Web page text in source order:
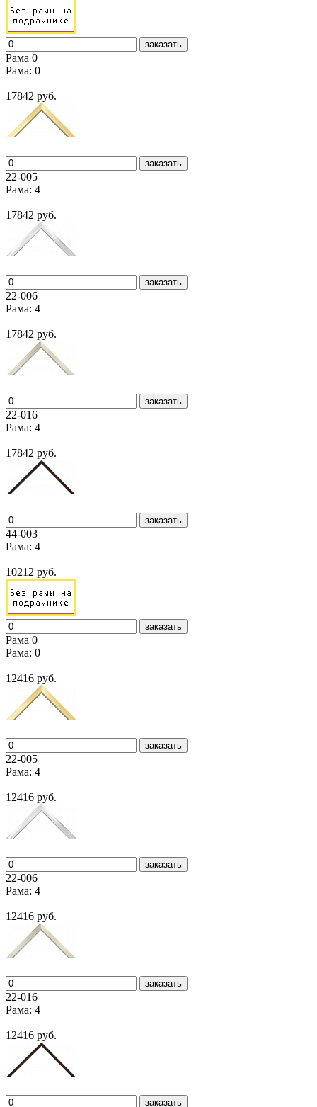
заказать
Рама 0
Рама: 0
17842 руб.
заказать
22-005
Рама: 4
17842 руб.
заказать
22-006
Рама: 4
17842 руб.
заказать
22-016
Рама: 4
17842 руб.
заказать
44-003
Рама: 4
10212 руб.
заказать
Рама 0
Рама: 0
12416 руб.
заказать
22-005
Рама: 4
12416 руб.
заказать
22-006
Рама: 4
12416 руб.
заказать
22-016
Рама: 4
12416 руб.
заказать